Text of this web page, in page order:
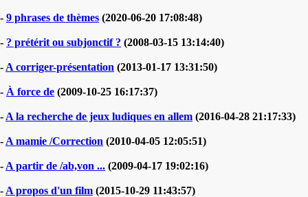
- 9 phrases de thèmes (2020-06-20 17:08:48)
- ? prétérit ou subjonctif ? (2008-03-15 13:14:40)
- A corriger-présentation (2013-01-17 13:31:50)
- À force de (2009-10-25 16:17:37)
- A la recherche de jeux ludiques en allem (2016-04-28 21:17:33)
- A mamie /Correction (2010-04-05 12:05:51)
- A partir de /ab,von ... (2009-04-17 19:02:16)
- A propos d'un film (2015-10-29 11:43:57)